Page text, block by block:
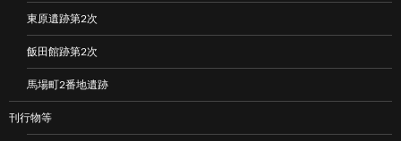
東原遺跡第2次
飯田館跡第2次
馬場町2番地遺跡
刊行物等